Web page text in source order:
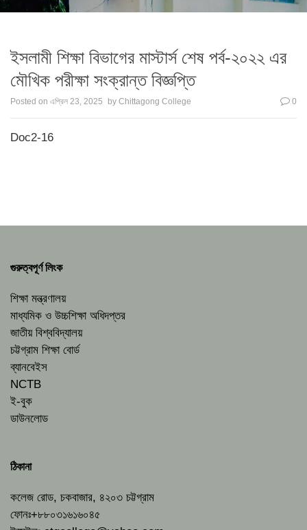
ইসলামী শিক্ষা বিভাগের মাস্টার্স শেষ পর্ব-২০২২ এর
মৌখিক পরীক্ষা সংক্রান্ত বিজ্ঞপ্তি
Posted on এপ্রিল 23, 2025 by Chittagong College 0
Doc2-16
গুরুত্বপূর্ণ লিংক
শিক্ষা মন্ত্রণালয়
মাধ্যমিক ও উচ্চশিক্ষা অধিদপ্তর
জাতীয় বিশ্ববিদ্যালয়
চট্টগ্রাম শিক্ষা বোর্ড
ব্যানবেইস
NCTB
ই-বুক
ডাউনলোড
ঠিকানা
কলেজ রোড, চকবাজার, ৪২০৩ চট্টগ্রাম
ফোনঃ+৮৮০৩১৬১৬০৪৫